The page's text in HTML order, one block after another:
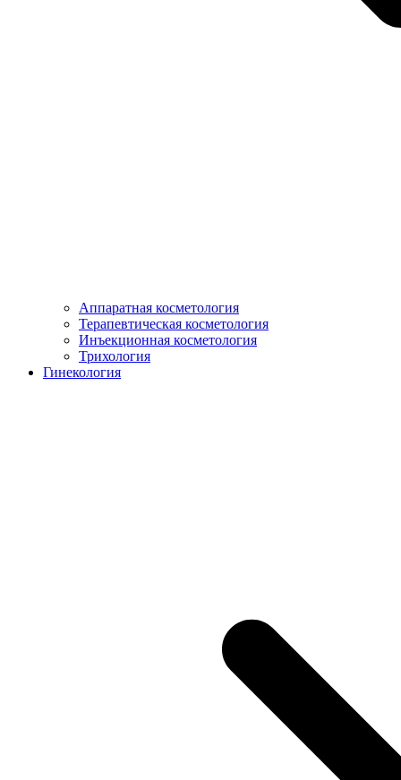
Аппаратная косметология
Терапевтическая косметология
Инъекционная косметология
Трихология
Гинекология